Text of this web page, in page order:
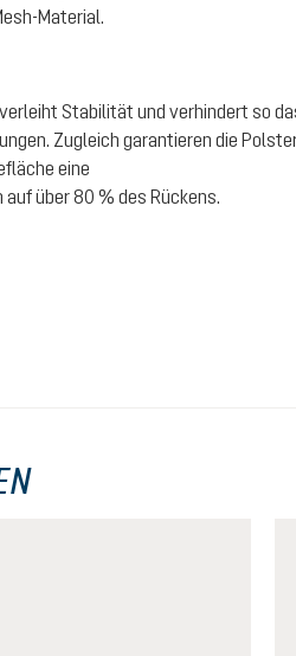
Material.
Stabilität und verhindert so
Zugleich garantieren die
eine
über 80 % des Rückens.